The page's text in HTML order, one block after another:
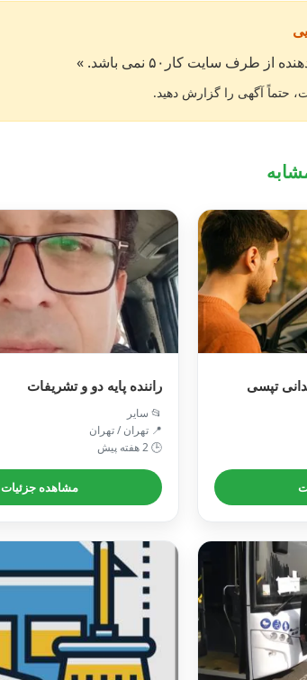
حتماً آگهی را گزارش دهید.
تپسی راننده پایه دو و تشریفات
📂 سایر
📍 تهران / تهران
🕒 2 هفته پیش
مشاهده جزئیات